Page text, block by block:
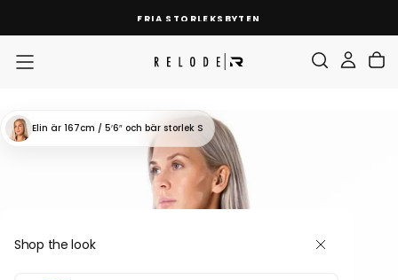
CONTENT
FRIA STORLEKSBYTEN
Elin är 167cm / 5′6″ och bär storlek S
Shop the look